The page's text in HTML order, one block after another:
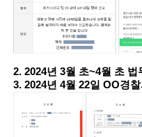
2. 2024년 3월 초~4월 초
3. 2024년 4월 22일 OO경